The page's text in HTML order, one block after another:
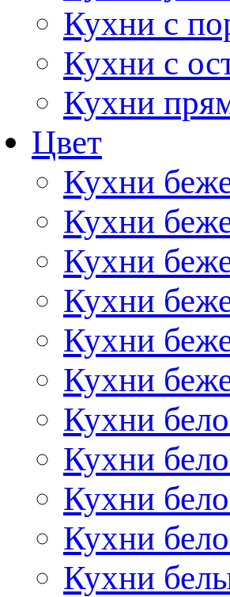
Кухни с
Кухни с
Кухни
Цвет
Кухни
Кухни
Кухни
Кухни
Кухни
Кухни
Кухни
Кухни
Кухни
Кухни
Кухни